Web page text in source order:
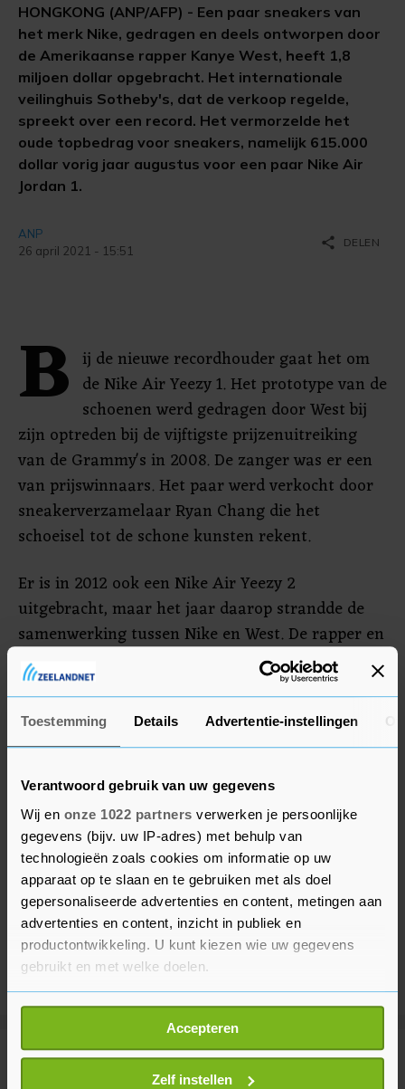
Toestemming Details Advertentie-instellingen
Verantwoord gebruik van uw gegevens
Wij en onze 1022 partners verwerken je persoonlijke
gegevens (bijv. uw IP-adres) met behulp van
technologieën zoals cookies om informatie op uw
apparaat op te slaan en te gebruiken met als doel
gepersonaliseerde advertenties en content, metingen aan
advertenties en content, inzicht in publiek en
productontwikkeling. U kunt kiezen wie uw gegevens
gebruikt en met welke doelen.
Als u het toestaat, willen we ook graag:
Informatie verzamelen over uw geografische
locatie, die tot een paar meter nauwkeurig kan zijn
Uw apparaat identificeren door het actief te
Accepteren
Zelf instellen
HONGKONG (ANP/AFP) - Een paar sneakers van
het merk Nike, gedragen en deels ontworpen door
de Amerikaanse rapper Kanye West, heeft 1,8
miljoen dollar opgebracht. Het internationale
veilinghuis Sotheby's, dat de verkoop regelde,
spreekt over een record. Het vermorzelde het
oude topbedrag voor sneakers, namelijk 615.000
dollar vorig jaar augustus voor een paar Nike Air
Jordan 1.
ANP
26 april 2021 - 15:51
share DELEN
B ij de nieuwe recordhouder gaat het om
de Nike Air Yeezy 1. Het prototype van de
schoenen werd gedragen door West bij
zijn optreden bij de vijftigste prijzenuitreiking
van de Grammy's in 2008. De zanger was er een
van prijswinnaars. Het paar werd verkocht door
sneakerverzamelaar Ryan Chang die het
schoeisel tot de schone kunsten rekent.
Er is in 2012 ook een Nike Air Yeezy 2
uitgebracht, maar het jaar daarop strandde de
samenwerking tussen Nike en West. De rapper en
ontwerper ging daarna verder met Adidas.
Meer uit Buitenland